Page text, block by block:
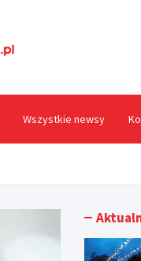
Wszystkie newsy